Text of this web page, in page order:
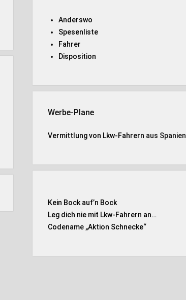
Anderswo
Spesenliste
Fahrer
Disposition
Werbe-Plane
Vermittlung von Lkw-Fahrern aus Spanien
Kein Bock auf’n Bock
Leg dich nie mit Lkw-Fahrern an…
Codename „Aktion Schnecke“